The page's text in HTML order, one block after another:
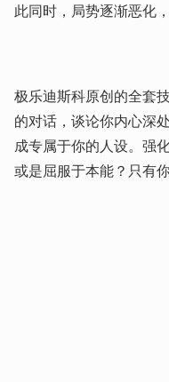
此同时，局势逐渐恶化
极乐迪斯科原创的全套
的对话，谈论你内心深
成专属于你的人设。强
或是屈服于本能？只有